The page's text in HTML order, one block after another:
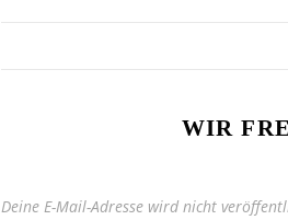
WIR
Deine E-Mail-Adresse wird nicht